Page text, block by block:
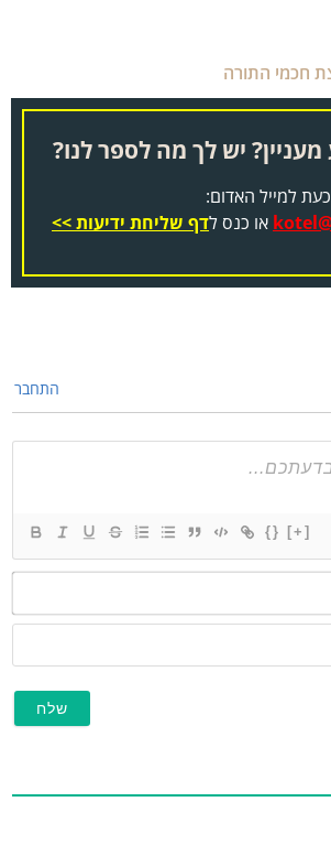
התורה
יש לך מה לספר לנו?
למייל האדום:
או כנס לדף שליחת ידיעות >>
התחבר
{} [+]